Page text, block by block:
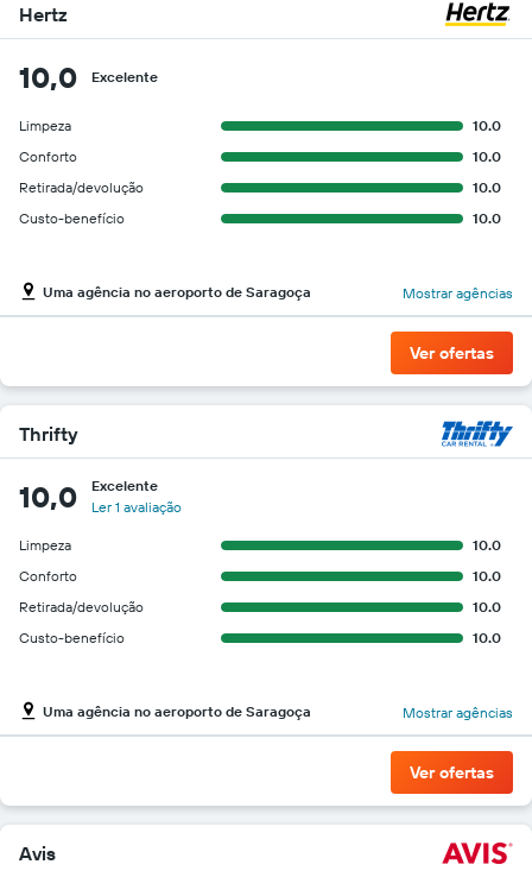
Hertz
10,0 Excelente
Limpeza
10.0
Conforto
10.0
Retirada/devolução
10.0
Custo-benefício
10.0
Uma agência no aeroporto de Saragoça Mostrar agências
Ver ofertas
Thrifty
10,0
Excelente
Ler 1 avaliação
Limpeza
10.0
Conforto
10.0
Retirada/devolução
10.0
Custo-benefício
10.0
Uma agência no aeroporto de Saragoça Mostrar agências
Ver ofertas
Avis